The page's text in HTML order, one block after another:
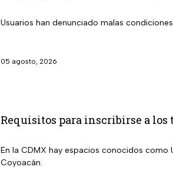
Usuarios han denunciado malas
05 agosto, 2026
Requisitos para inscribirse a los
En la CDMX hay espacios conocidos como
Coyoacán.